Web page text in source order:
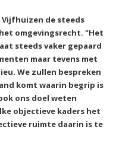
Vijfhuizen de steeds
omgevingsrecht. "Het
steeds vaker gepaard
maar tevens met
We zullen bespreken
komt waarin begrip is
ons doel weten
objectieve kaders het
ruimte daarin is te